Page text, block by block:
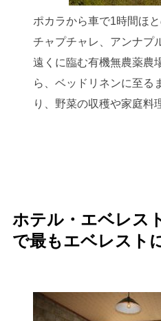
ポカラから車で1時間ほ
チャプチャレ、アンナプ
遠くに臨む有機無農薬農
ら、ベッドリネンに至る
り、野菜の収穫や家庭料
ホテル・エベレス
で最もエベレスト